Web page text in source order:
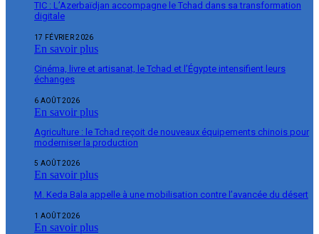
TIC : L’Azerbaïdjan accompagne le Tchad dans sa transformation
digitale
17 FÉVRIER 2026
En savoir plus
Cinéma, livre et artisanat, le Tchad et l’Égypte intensifient leurs
échanges
6 AOÛT 2026
En savoir plus
Agriculture : le Tchad reçoit de nouveaux équipements chinois pour
moderniser la production
5 AOÛT 2026
En savoir plus
M. Keda Bala appelle à une mobilisation contre l’avancée du désert
1 AOÛT 2026
En savoir plus